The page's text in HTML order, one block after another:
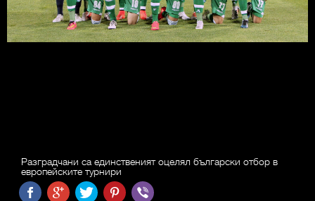
Разградчани са единственият оцелял български отбор в
европейските турнири